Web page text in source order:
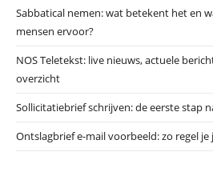
Sabbatical nemen: wat betekent het en
mensen ervoor?
NOS Teletekst: live nieuws, actuele
overzicht
Sollicitatiebrief schrijven: de eerste stap
Ontslagbrief e-mail voorbeeld: zo regel